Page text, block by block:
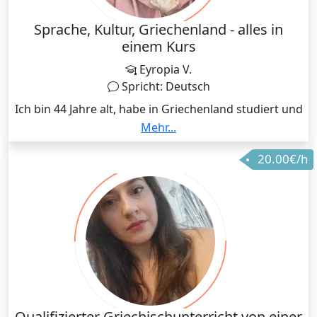
Sprache, Kultur, Griechenland - alles in
einem Kurs
Eyropia V.
Spricht: Deutsch
Ich bin 44 Jahre alt, habe in Griechenland studiert und
anschließend meinen Master in Hamburg
abgeschlossen. Mit meine Leidenschaft für Sprache
und Kultur biete ich individuellen und praxisnahen
Griechisch Unterricht an - für Anfänger,
Fortgeschrittene und alle, die sich für die griechische
Sprache interessieren.
Mehr...
20.00€/h